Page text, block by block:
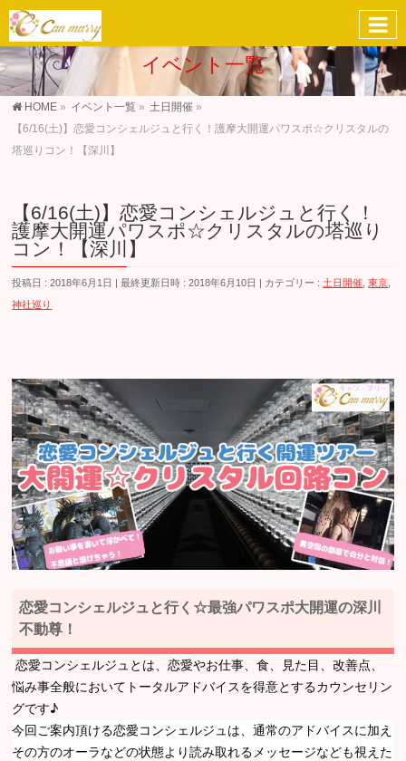
イベント一覧
HOME » イベント一覧 » 土日開催 »
【6/16(土)】恋愛コンシェルジュと行く！護摩大開運パワスポ☆クリスタルの
塔巡りコン！【深川】
【6/16(土)】恋愛コンシェルジュと行く！
護摩大開運パワスポ☆クリスタルの塔巡り
コン！【深川】
投稿日 : 2018年6月1日 最終更新日時 : 2018年6月10日 カテゴリー : 土日開催 ,東京
神社巡り
恋愛コンシェルジュと行く☆最強パワスポ大開運の深川
不動尊！
恋愛コンシェルジュとは、恋愛やお仕事、食、見た目、改善点、
悩み事全般においてトータルアドバイスを得意とするカウンセリン
グです♪
今回ご案内頂ける恋愛コンシェルジュは、通常のアドバイスに加え
その方のオーラなどの状態より読み取れるメッセージなども視えた